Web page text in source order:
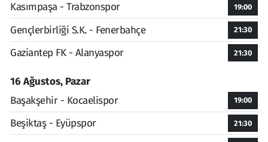
Kasımpaşa - Trabzonspor 19:00
Gençlerbirliği S.K. - Fenerbahçe 21:30
Gaziantep FK - Alanyaspor 21:30
16 Ağustos, Pazar
Başakşehir - Kocaelispor
19:00
Beşiktaş - Eyüpspor 21:30